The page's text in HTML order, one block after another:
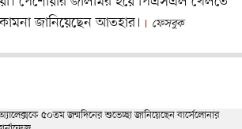
জানিয়েছেন আতহার।
ফেসবুক